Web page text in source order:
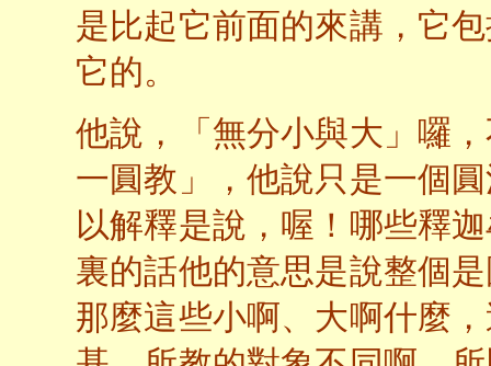
是比起它前面的來講，它
它的。
他說，「無分小與大」囉
一圓教」，他說只是一個
以解釋是說，喔！哪些釋
裏的話他的意思是說整個
那麼這些小啊、大啊什麼